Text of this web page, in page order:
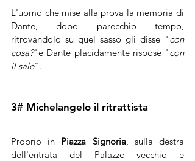
L'uomo che mise alla prova la memoria di
Dante, dopo parecchio tempo,
ritrovandolo su quel sasso gli disse "con
cosa?"e Dante placidamente rispose "con
il sale".
3# Michelangelo il ritrattista
Proprio in Piazza Signoria, sulla destra
dell'entrata del Palazzo vecchio e